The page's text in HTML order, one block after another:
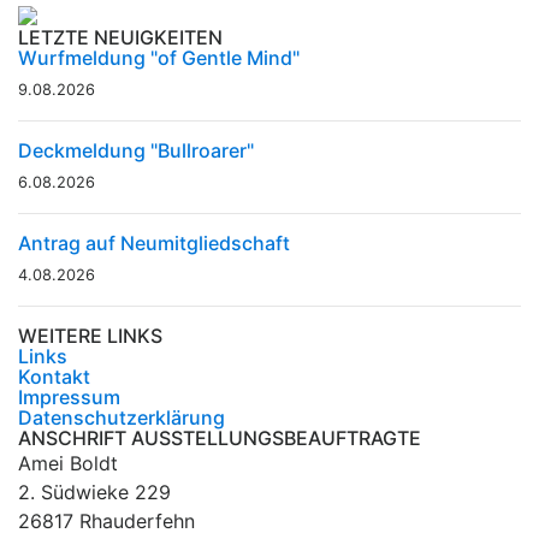
LETZTE NEUIGKEITEN
Wurfmeldung "of Gentle Mind"
9.08.2026
Deckmeldung "Bullroarer"
6.08.2026
Antrag auf Neumitgliedschaft
4.08.2026
WEITERE LINKS
Links
Kontakt
Impressum
Datenschutzerklärung
ANSCHRIFT AUSSTELLUNGSBEAUFTRAGTE
Amei Boldt
2. Südwieke 229
26817 Rhauderfehn